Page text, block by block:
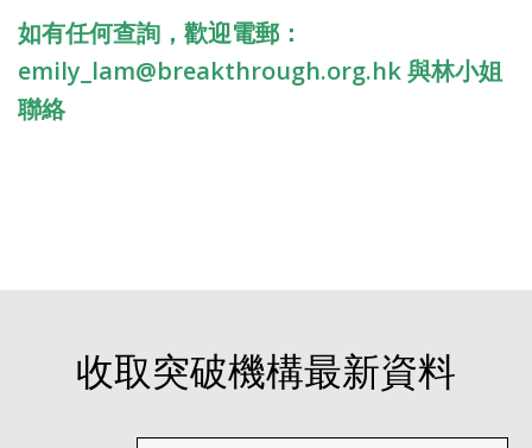
如有任何查詢，歡迎電郵：
emily_lam@breakthrough.org.hk與林小姐
聯絡
收取突破機構最新資料